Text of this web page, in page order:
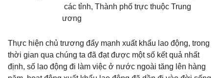
các tỉnh, Thành phố trực thuộc Trung
ương
Thực hiện chủ trương đẩy mạnh xuất khẩu lao động, trong
thời gian qua chúng ta đã đạt được một số kết quả nhất
định, số lao động đi làm việc ở nước ngoài tăng lên hàng